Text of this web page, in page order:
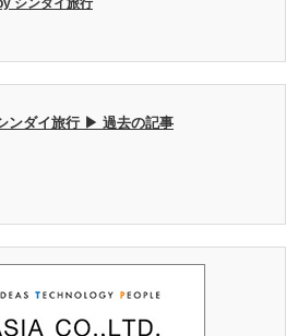
ンダイ旅行 ▶ 過去の記事